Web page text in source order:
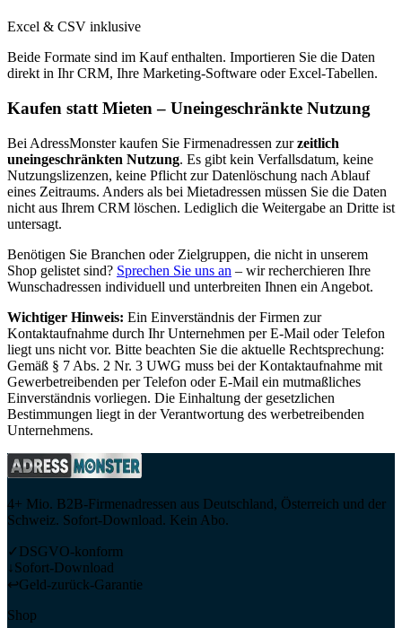
Excel & CSV inklusive
Beide Formate sind im Kauf enthalten. Importieren Sie die Daten
direkt in Ihr CRM, Ihre Marketing-Software oder Excel-Tabellen.
Kaufen statt Mieten – Uneingeschränkte Nutzung
Bei AdressMonster kaufen Sie Firmenadressen zur zeitlich
uneingeschränkten Nutzung. Es gibt kein Verfallsdatum, keine
Nutzungslizenzen, keine Pflicht zur Datenlöschung nach Ablauf
eines Zeitraums. Anders als bei Mietadressen müssen Sie die Daten
nicht aus Ihrem CRM löschen. Lediglich die Weitergabe an Dritte ist
untersagt.
Benötigen Sie Branchen oder Zielgruppen, die nicht in unserem
Shop gelistet sind? Sprechen Sie uns an – wir recherchieren Ihre
Wunschadressen individuell und unterbreiten Ihnen ein Angebot.
Wichtiger Hinweis: Ein Einverständnis der Firmen zur
Kontaktaufnahme durch Ihr Unternehmen per E-Mail oder Telefon
liegt uns nicht vor. Bitte beachten Sie die aktuelle Rechtsprechung:
Gemäß § 7 Abs. 2 Nr. 3 UWG muss bei der Kontaktaufnahme mit
Gewerbetreibenden per Telefon oder E-Mail ein mutmaßliches
Einverständnis vorliegen. Die Einhaltung der gesetzlichen
Bestimmungen liegt in der Verantwortung des werbetreibenden
Unternehmens.
4+ Mio. B2B-Firmenadressen aus Deutschland, Österreich und der
Schweiz. Sofort-Download. Kein Abo.
✓ DSGVO-konform
↓Sofort-Download
↩Geld-zurück-Garantie
Shop